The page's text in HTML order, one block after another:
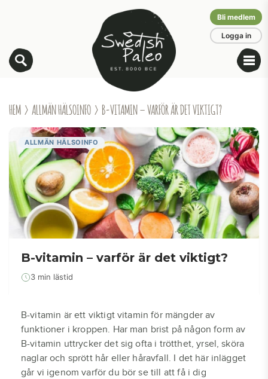
Bli medlem
Logga in
HEM › ALLMÄN HÄLSOINFO › B-VITAMIN – VARFÖR ÄR DET VIKTIGT?
ALLMÄN HÄLSOINFO
B-vitamin – varför är det viktigt?
3 min lästid
B-vitamin är ett viktigt vitamin för mängder av
funktioner i kroppen. Har man brist på någon form av
B-vitamin uttrycker det sig ofta i trötthet, yrsel, sköra
naglar och sprött hår eller håravfall. I det här inlägget
går vi igenom varför du bör se till att få i dig